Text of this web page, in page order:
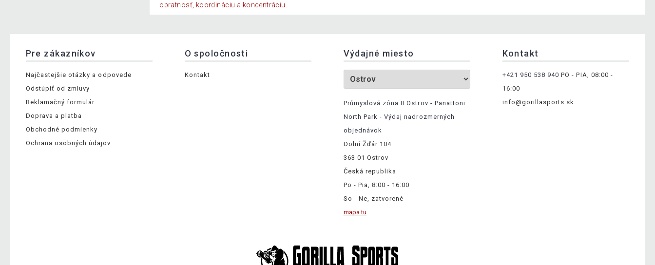
obratnosť, koordináciu a koncentráciu.
Pre zákazníkov
Najčastejšie otázky a odpovede
Odstúpiť od zmluvy
Reklamačný formulár
Doprava a platba
Obchodné podmienky
Ochrana osobných údajov
O spoločnosti
Kontakt
Výdajné miesto
Průmyslová zóna II Ostrov - Panattoni
North Park - Výdaj nadrozmerných
objednávok
Dolní Žďár 104
363 01 Ostrov
Česká republika
Po - Pia, 8:00 - 16:00
So - Ne, zatvorené
mapa tu
Kontakt
+421 950 538 940 PO - PIA, 08:00 -
16:00
info@gorillasports.sk